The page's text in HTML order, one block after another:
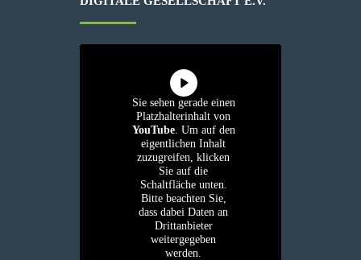
Sie sehen gerade einen
Platzhalterinhalt von
YouTube. Um auf den
eigentlichen Inhalt
zuzugreifen, klicken
Sie auf die
Schaltfläche unten.
Bitte beachten Sie,
dass dabei Daten an
Drittanbieter
weitergegeben
werden.